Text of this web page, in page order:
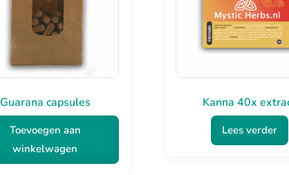
Guarana capsules
Toevoegen aan
winkelwagen
Kanna 40x
Lees verder